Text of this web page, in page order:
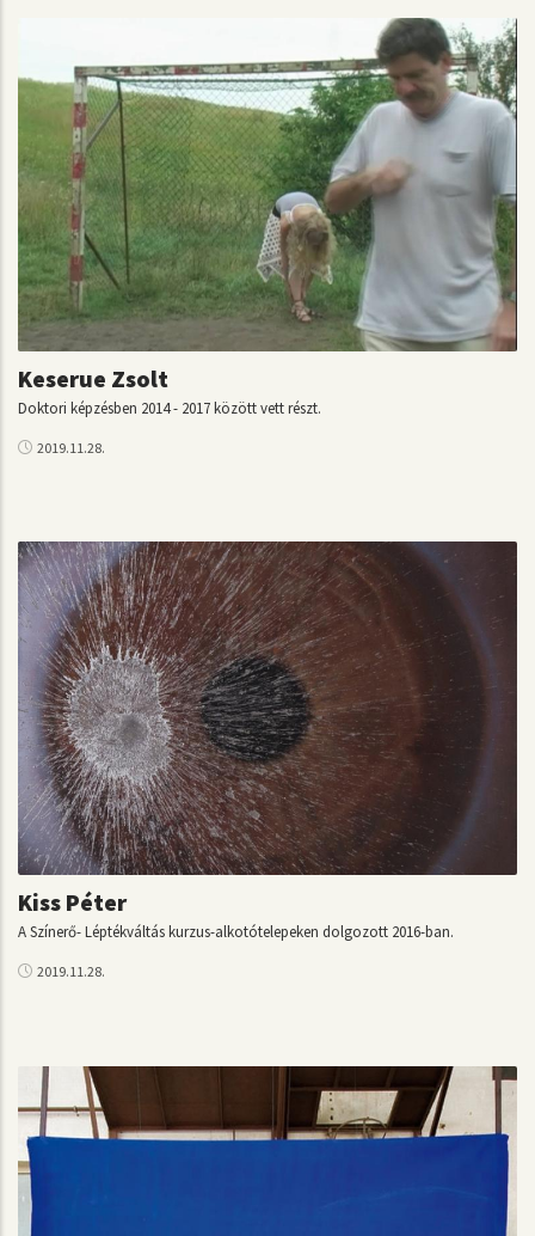
Keserue Zsolt
Doktori képzésben 2014 - 2017 között vett részt.
2019.11.28.
Kiss Péter
A Színerő- Léptékváltás kurzus-alkotótelepeken dolgozott 2016-ban.
2019.11.28.